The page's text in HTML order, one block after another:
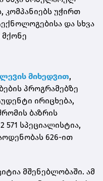
კომპანიებს უჭირთ
და სხვა
მიხედვით,
პროგრამებზე
ირიცხება,
ბაზრის
სპეციალისტია,
626-ით
მშენებლობაში. ამ